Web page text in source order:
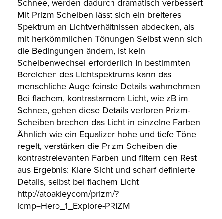
Schnee, werden dadurch dramatisch verbessert
Mit Prizm Scheiben lässt sich ein breiteres
Spektrum an Lichtverhältnissen abdecken, als
mit herkömmlichen Tönungen Selbst wenn sich
die Bedingungen ändern, ist kein
Scheibenwechsel erforderlich In bestimmten
Bereichen des Lichtspektrums kann das
menschliche Auge feinste Details wahrnehmen
Bei flachem, kontrastarmem Licht, wie zB im
Schnee, gehen diese Details verloren Prizm-
Scheiben brechen das Licht in einzelne Farben
Ähnlich wie ein Equalizer hohe und tiefe Töne
regelt, verstärken die Prizm Scheiben die
kontrastrelevanten Farben und filtern den Rest
aus Ergebnis: Klare Sicht und scharf definierte
Details, selbst bei flachem Licht
http://atoakleycom/prizm/?
icmp=Hero_1_Explore-PRIZM